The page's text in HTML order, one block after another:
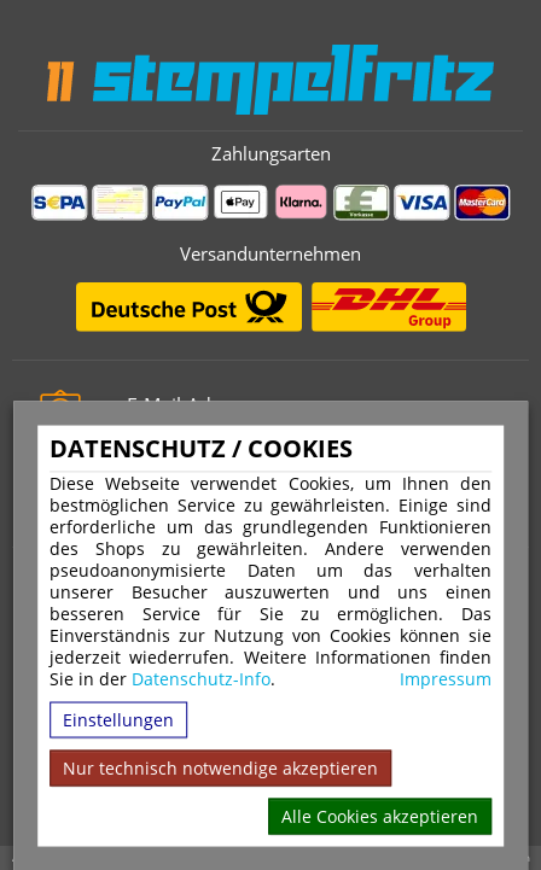
DATENSCHUTZ / COOKIES
Diese Webseite verwendet Cookies, um Ihnen den
bestmöglichen Service zu gewährleisten. Einige sind
erforderliche um das grundlegenden Funktionieren
des Shops zu gewährleiten. Andere verwenden
pseudoanonymisierte Daten um das verhalten
unserer Besucher auszuwerten und uns einen
besseren Service für Sie zu ermöglichen. Das
Einverständnis zur Nutzung von Cookies können sie
jederzeit wiederrufen. Weitere Informationen finden
Sie in der Datenschutz-Info.
Impressum
Einstellungen
Nur technisch notwendige akzeptieren
Alle Cookies akzeptieren
Zahlungsarten
Versandunternehmen
E-Mail-Adresse
info@stempelfritz.de
Telefon
0221 677 812 08
Über uns
VERTRAG WIDERRUFEN
IMPRESSUM
DATENSCHUTZ
WIDERRUFSRECHT
AGB
VERSAND & ZAHLUNGSARTEN
WARENKORB
MAGAZIN
Alle Preise inkl. 19% MwSt. zzgl. Versandkosten | Copyright © 2026 Stempel Toenges GmbH - Alle Rechte vorbehalten